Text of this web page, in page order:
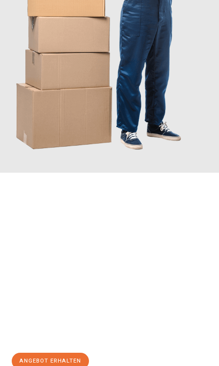
ANGEBOT ERHALTEN